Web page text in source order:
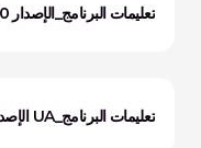
تعليمات البرنامج_الإصدار SA 5.0
تعليمات البرنامج_UA الإصدار 1.0